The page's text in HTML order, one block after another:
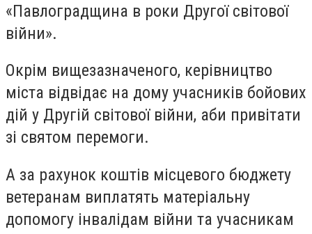
«Павлоградщина в роки Другої світової
війни».
Окрім вищезазначеного, керівництво
міста відвідає на дому учасників бойових
дій у Другій світової війни, аби привітати
зі святом перемоги.
А за рахунок коштів місцевого бюджету
ветеранам виплатять матеріальну
допомогу інвалідам війни та учасникам